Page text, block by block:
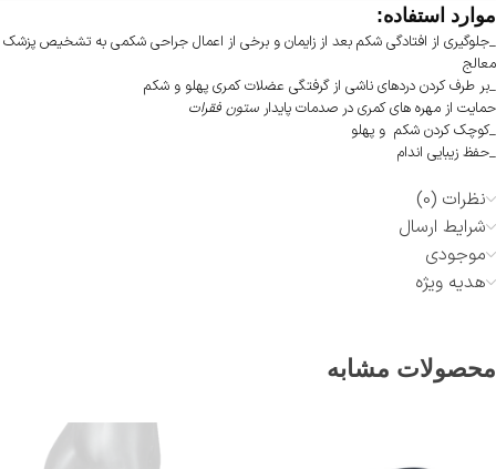
موارد استفاده:
_جلوگیری از افتادگی شکم بعد از زایمان و برخی از اعمال جراحی شکمی به تشخیص پزشک
معالج
_بر طرف کردن دردهای ناشی از گرفتگی عضلات کمری پهلو و شکم
حمایت از مهره های کمری در صدمات پایدار ستون فقرات
_کوچک کردن شکم و پهلو
_حفظ زیبایی اندام
نظرات (0)
شرایط ارسال
موجودی
هدیه ویژه
محصولات مشابه